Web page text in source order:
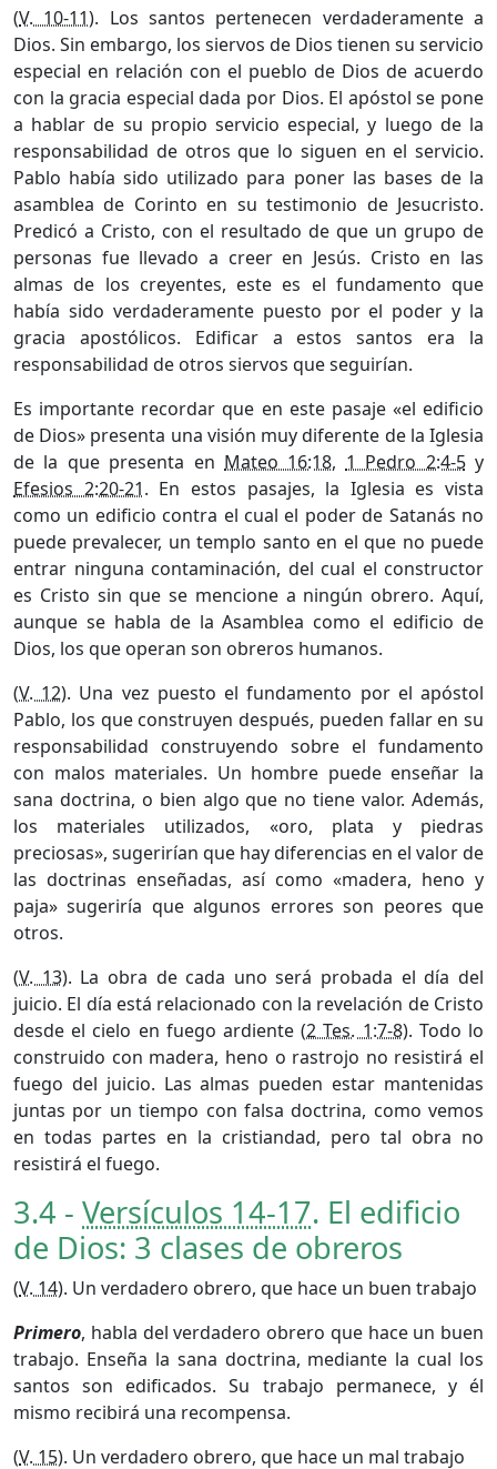
(V. 10-11). Los santos pertenecen verdaderamente a
Dios. Sin embargo, los siervos de Dios tienen su servicio
especial en relación con el pueblo de Dios de acuerdo
con la gracia especial dada por Dios. El apóstol se pone
a hablar de su propio servicio especial, y luego de la
responsabilidad de otros que lo siguen en el servicio.
Pablo había sido utilizado para poner las bases de la
asamblea de Corinto en su testimonio de Jesucristo.
Predicó a Cristo, con el resultado de que un grupo de
personas fue llevado a creer en Jesús. Cristo en las
almas de los creyentes, este es el fundamento que
había sido verdaderamente puesto por el poder y la
gracia apostólicos. Edificar a estos santos era la
responsabilidad de otros siervos que seguirían.
Es importante recordar que en este pasaje «el edificio
de Dios» presenta una visión muy diferente de la Iglesia
de la que presenta en Mateo 16:18, 1 Pedro 2:4-5y
Efesios 2:20-21. En estos pasajes, la Iglesia es vista
como un edificio contra el cual el poder de Satanás no
puede prevalecer, un templo santo en el que no puede
entrar ninguna contaminación, del cual el constructor
es Cristo sin que se mencione a ningún obrero. Aquí,
aunque se habla de la Asamblea como el edificio de
Dios, los que operan son obreros humanos.
(V. 12). Una vez puesto el fundamento por el apóstol
Pablo, los que construyen después, pueden fallar en su
responsabilidad construyendo sobre el fundamento
con malos materiales. Un hombre puede enseñar la
sana doctrina, o bien algo que no tiene valor. Además,
los materiales utilizados, «oro, plata y piedras
preciosas», sugerirían que hay diferencias en el valor de
las doctrinas enseñadas, así como «madera, heno y
paja» sugeriría que algunos errores son peores que
otros.
(V. 13). La obra de cada uno será probada el día del
juicio. El día está relacionado con la revelación de Cristo
desde el cielo en fuego ardiente (2 Tes. 1:7-8). Todo lo
construido con madera, heno o rastrojo no resistirá el
fuego del juicio. Las almas pueden estar mantenidas
juntas por un tiempo con falsa doctrina, como vemos
en todas partes en la cristiandad, pero tal obra no
resistirá el fuego.
3.4 - Versículos 14-17. El edificio
de Dios: 3 clases de obreros
(V. 14). Un verdadero obrero, que hace un buen trabajo
Primero, habla del verdadero obrero que hace un buen
trabajo. Enseña la sana doctrina, mediante la cual los
santos son edificados. Su trabajo permanece, y él
mismo recibirá una recompensa.
(V. 15). Un verdadero obrero, que hace un mal trabajo